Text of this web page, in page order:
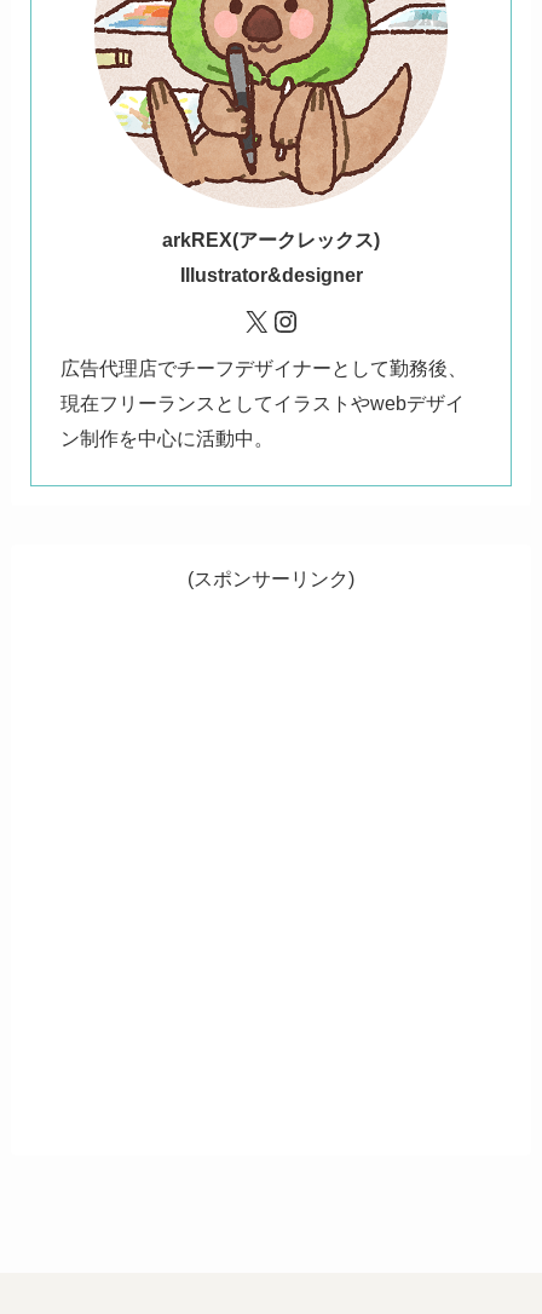
arkREX(アークレックス)
Illustrator&designer
X Instagram
広告代理店でチーフデザイナーとして勤務後、
現在フリーランスとしてイラストやwebデザイ
ン制作を中心に活動中。
(スポンサーリンク)